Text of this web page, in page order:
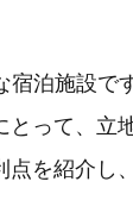
泊施設で
って、立
を紹介し